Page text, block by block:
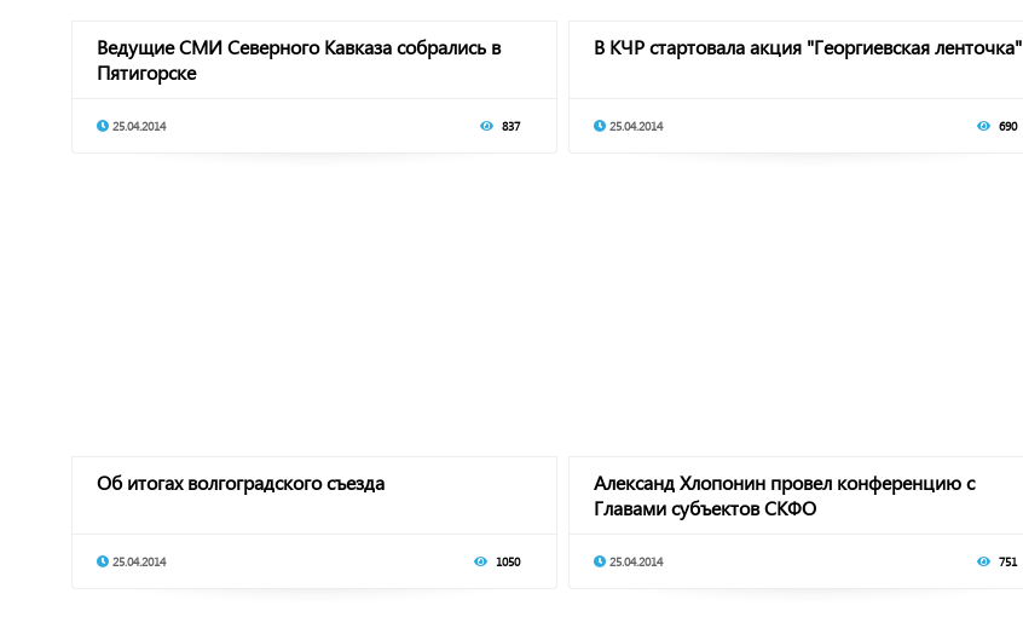
Ведущие СМИ Северного Кавказа собрались в
Пятигорске
25.04.2014 837
В КЧР стартовала акция "Георгиевская ленточка"
25.04.2014 690
Об итогах волгоградского съезда
25.04.2014 1050
Александ Хлопонин провел конференцию с
Главами субъектов СКФО
25.04.2014 751